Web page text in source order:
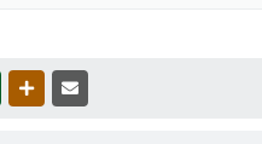
WHATSAPPOUTRAS MÍDIAS